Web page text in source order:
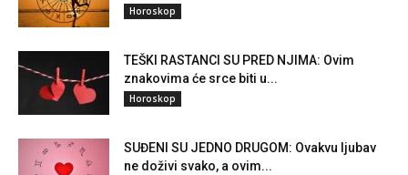
Horoskop
TEŠKI RASTANCI SU PRED NJIMA: Ovim
znakovima će srce biti u...
Horoskop
SUĐENI SU JEDNO DRUGOM: Ovakvu ljubav
ne doživi svako, a ovim...